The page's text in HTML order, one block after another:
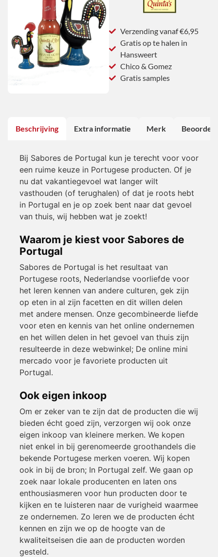
Verzending vanaf €6,95
Gratis op te halen in
Hansweert
Chico & Gomez
Gratis samples
Beschrijving Extra informatie Merk
Bij Sabores de Portugal kun je terecht voor voor
een ruime keuze in Portugese producten. Of je
nu dat vakantiegevoel wat langer wilt
vasthouden (of terughalen) of dat je roots hebt
in Portugal en je op zoek bent naar dat gevoel
van thuis, wij hebben wat je zoekt!
Waarom je kiest voor Sabores de
Portugal
Sabores de Portugal is het resultaat van
Portugese roots, Nederlandse voorliefde voor
het leren kennen van andere culturen, gek zijn
op eten in al zijn facetten en dit willen delen
met andere mensen. Onze gecombineerde liefde
voor eten en kennis van het online ondernemen
en het willen delen in het gevoel van thuis zijn
resulteerde in deze webwinkel; De online mini
mercado voor je favoriete producten uit
Portugal.
Ook eigen inkoop
Om er zeker van te zijn dat de producten die wij
bieden écht goed zijn, verzorgen wij ook onze
eigen inkoop van kleinere merken. We kopen
niet enkel in bij gerenomeerde groothandels die
bekende Portugese merken voeren. Wij kopen
ook in bij de bron; In Portugal zelf. We gaan op
zoek naar lokale producenten en laten ons
enthousiasmeren voor hun producten door te
kijken en te luisteren naar de vurigheid waarmee
ze ondernemen. Zo leren we de producten écht
kennen en zijn we op de hoogte van de
kwaliteitseisen die aan de producten worden
gesteld.